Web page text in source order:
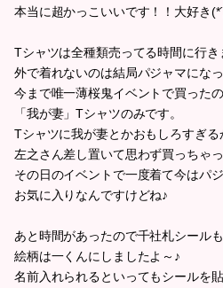
本当に超かっこいいです！！大好き
Tシャツは全種類売ってる時間に行き
外で着れないのは結局パジャマになっ
今まで唯一薄桜鬼イベントで買った
「我が妻」Tシャツのみです。
Tシャツに我が妻とかおもしろすぎる
左之さん差し置いて思わず買っちゃっ
その日のイベントで一度着て今はパジ
お気に入りなんですけどね♪
あと時間があったので千社札シール
絵柄は一くんにしましたよ～♪
名前入れられるといってもシールを